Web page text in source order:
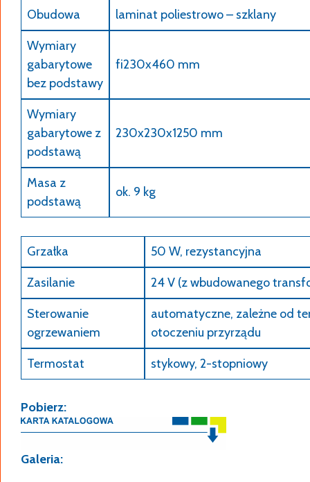
Obudowa laminat poliestrowo – szklany
Wymiary
gabarytowe
bez podstawy
fi230x460 mm
Wymiary
gabarytowe z
podstawą
230x230x1250 mm
Masa z
podstawą
ok. 9 kg
Grzałka 50 W, rezystancyjna
Zasilanie 24 V (z wbudowanego
Sterowanie
ogrzewaniem
automatyczne, zależne od
otoczeniu przyrządu
Termostat stykowy, 2-stopniowy
Pobierz:
Galeria: